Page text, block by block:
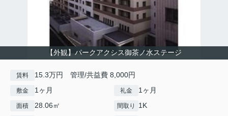
【外観】パークアクシス御茶ノ水ステージ
賃料 15.3万円 管理/共益費 8,000円
敷金 1ヶ月 礼金 1ヶ月
面積 28.06㎡ 間取り 1K